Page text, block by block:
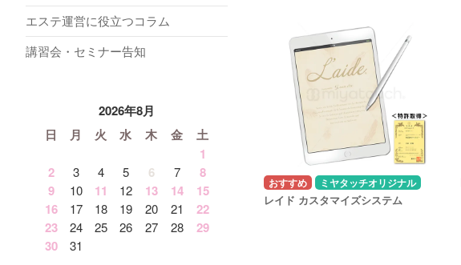
ミヤタッチオリジナル
レイド カスタマイズシステム
エステ運営に役立つコラム
講習会・セミナー告知
2026年8月
日
月 火 水 木 金
土
1
2
3 4 5 6 7
8
9
10 11 12 13 14
15
16
17 18 19 20 21
22
23
24 25 26 27 28
29
30
31